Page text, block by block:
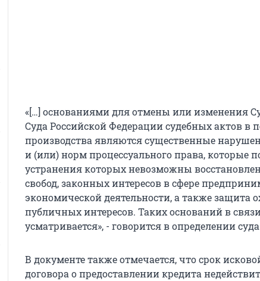
«[…] основаниями для отмены или изменения
Суда Российской Федерации судебных актов в
производства являются существенные
и (или) норм процессуального права, которые
устранения которых невозможны
свобод, законных интересов в сфере
экономической деятельности, а также защита
публичных интересов. Таких оснований в
усматривается», - говорится в определении
В документе также отмечается, что срок
договора о предоставлении кредита